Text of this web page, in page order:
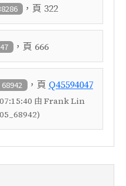
，頁 322
，頁 666
68942 ，頁 Q45594047
由 Frank Lin